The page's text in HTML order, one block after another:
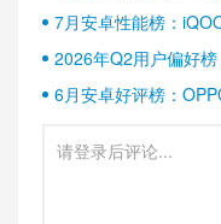
7月安卓性能榜：
2026年Q2用户偏好
6月安卓好评榜：